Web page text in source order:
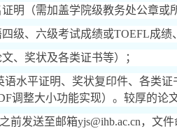
明（需加盖学院级教务处公章或
级、六级考试成绩或TOEFL成绩
、奖状及各类证书等）；
语水平证明、奖状复印件、各类
调整大小功能实现）。较厚的论
前发送至邮箱yjs@ihb.ac.cn，文